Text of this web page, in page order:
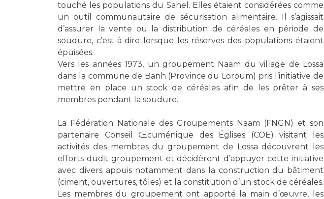
touché les populations du Sahel. Elles étaient considérées comme
un outil communautaire de sécurisation alimentaire. Il s’agissait
d’assurer la vente ou la distribution de céréales en période de
soudure, c’est-à-dire lorsque les réserves des populations étaient
épuisées.
Vers les années 1973, un groupement Naam du village de Lossa
dans la commune de Banh (Province du Loroum) pris l’initiative de
mettre en place un stock de céréales afin de les prêter à ses
membres pendant la soudure.
La Fédération Nationale des Groupements Naam (FNGN) et son
partenaire Conseil Œcuménique des Églises (COE) visitant les
activités des membres du groupement de Lossa découvrent les
efforts dudit groupement et décidèrent d’appuyer cette initiative
avec divers appuis notamment dans la construction du bâtiment
(ciment, ouvertures, tôles) et la constitution d’un stock de céréales.
Les membres du groupement ont apporté la main d’œuvre, les